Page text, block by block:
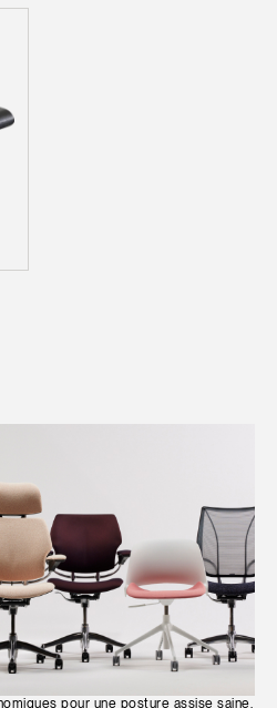
pour une posture assise saine.